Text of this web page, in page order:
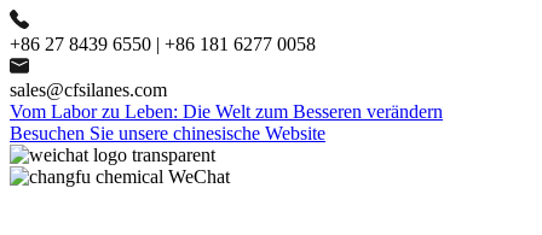
+86 27 8439 6550 | +86 181 6277 0058
sales@cfsilanes.com
Vom Labor zu Leben: Die Welt zum Besseren verändern
Besuchen Sie unsere chinesische Website